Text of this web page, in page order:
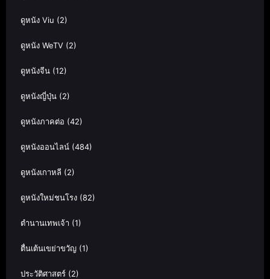
ดูหนัง Viu (2)
ดูหนัง WeTV (2)
ดูหนังจีน (12)
ดูหนังญี่ปุ่น (2)
ดูหนังภาคต่อ (42)
ดูหนังออนไลน์ (484)
ดูหนังเกาหลี (2)
ดูหนังใหม่ชนโรง (82)
ตำนานเทพเจ้า (1)
ตื่นเต้นเขย่าขวัญ (1)
ประวัติศาสตร์ (2)